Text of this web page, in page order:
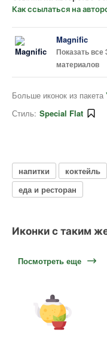
Как ссылаться на
Magnific
Показать все
материалов
Больше иконок из пакета
Стиль: Special Flat
напитки коктейль
еда и ресторан
Иконки с таким
Посмотреть еще